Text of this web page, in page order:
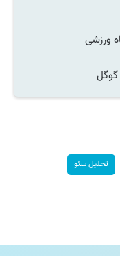
ورزشی
تحلیل سئو